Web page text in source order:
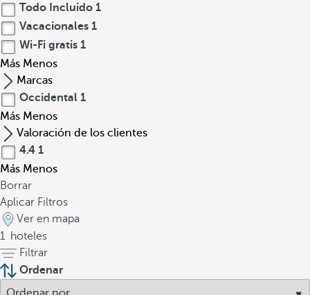
Todo Incluido 1
Vacacionales 1
Wi-Fi gratis 1
Más Menos
Marcas
Occidental 1
Más Menos
Valoración de los clientes
4.4 1
Más Menos
Borrar
Aplicar Filtros
Ver en mapa
1 hoteles
Filtrar
Ordenar